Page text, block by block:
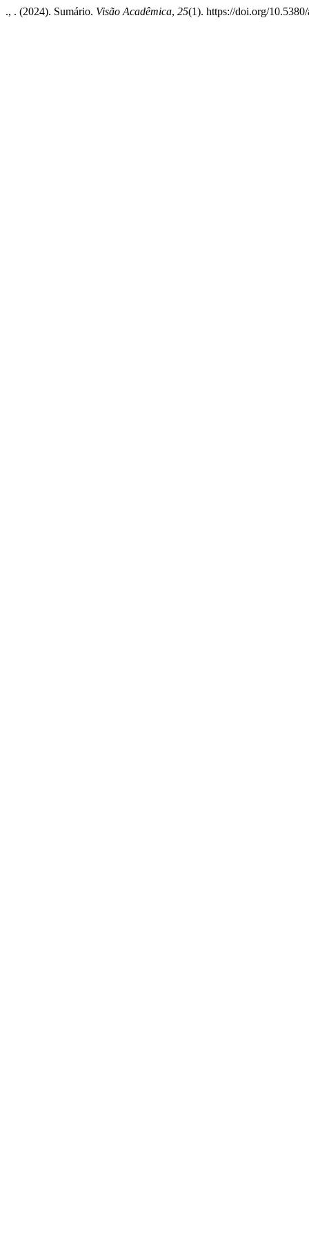
., . (2024). Sumário. Visão Acadêmica, 25(1). https://doi.org/